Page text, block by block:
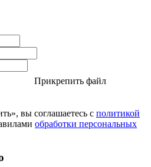
Прикрепить файл
вы соглашаетесь с политикой
обработки персональных